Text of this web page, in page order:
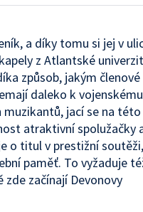
a díky tomu si jej v
z Atlantské
způsob, jakým členové
daleko k
jací se na
atraktivní spolužačky
o titul v prestižní
paměť. To vyžaduje
začínají Devonovy